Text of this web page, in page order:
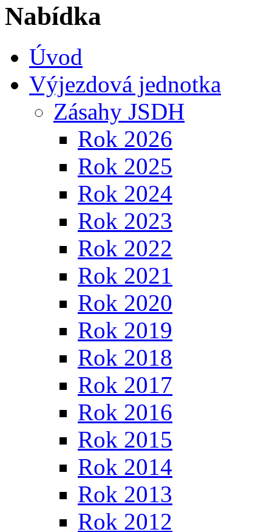
Nabídka
Úvod
Výjezdová jednotka
Zásahy JSDH
Rok 2026
Rok 2025
Rok 2024
Rok 2023
Rok 2022
Rok 2021
Rok 2020
Rok 2019
Rok 2018
Rok 2017
Rok 2016
Rok 2015
Rok 2014
Rok 2013
Rok 2012